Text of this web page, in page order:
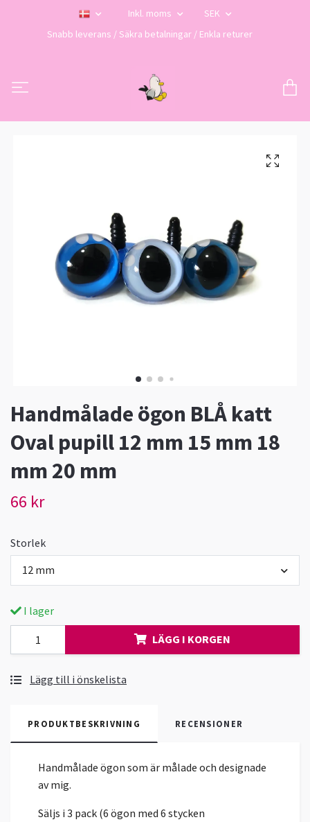
Inkl. moms
SEK
Snabb leverans / Säkra betalningar / Enkla returer
Handmålade ögon BLÅ katt
Oval pupill 12 mm 15 mm 18
mm 20 mm
66 kr
Storlek
12 mm
I lager
LÄGG I KORGEN
Lägg till i önskelista
PRODUKTBESKRIVNING RECENSIONER
Handmålade ögon som är målade och designade
av mig.
Säljs i 3 pack (6 ögon med 6 stycken